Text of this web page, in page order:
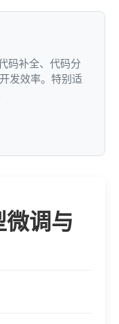
码补全、代码分
发效率。特别适
调与